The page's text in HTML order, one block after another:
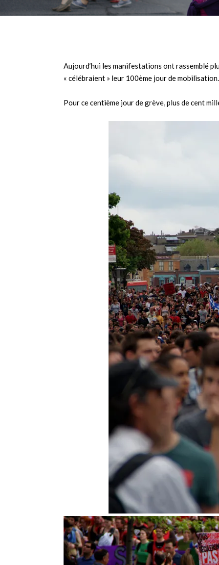
Aujourd’hui les manifestations ont rassemblé
« célébraient » leur 100ème jour de mobilisation.
Pour ce centième jour de grève, plus de cent